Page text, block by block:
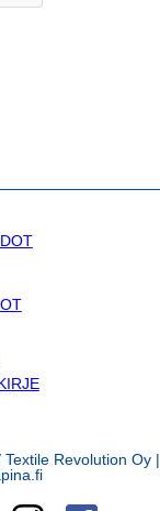
Revolution Oy |